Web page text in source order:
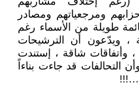
ومرجعياتهم ومصادر
طويلة من الأسماء رغم
، ويدّعون أن الترشيحات
وأتفاقات شاقة ، إستندت
التحالفات قد جاءت بناءاً
…!!!